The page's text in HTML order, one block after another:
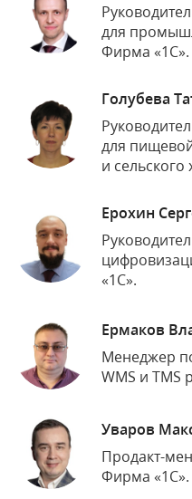
для
Фирма «1С».
Голубева
для
и
Ерохин
«1С».
Ермаков
Менеджер
WMS и
Уваров
Продакт-
Фирма «1С».